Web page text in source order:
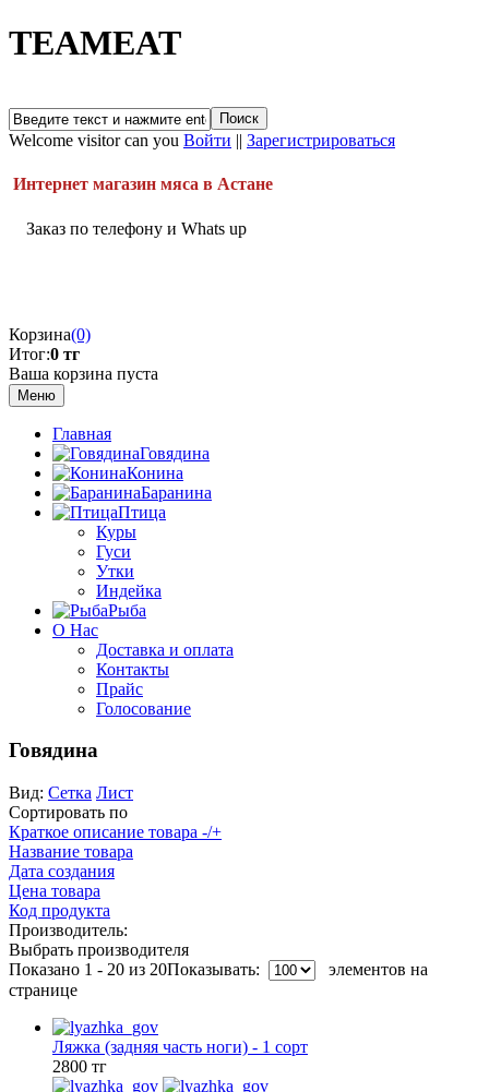
TEAMEAT
Welcome visitor can you Войти || Зарегистрироваться
Интернет магазин мяса в Астане
Заказ по телефону и Whats up
Корзина(0)
Итог:0 тг
Ваша корзина пуста
Меню
Главная
Говядина
Конина
Баранина
Птица
Куры
Гуси
Утки
Индейка
Рыба
О Нас
Доставка и оплата
Контакты
Прайс
Голосование
Говядина
Вид: Сетка Лист
Сортировать по
Краткое описание товара -/+
Название товара
Дата создания
Цена товара
Код продукта
Производитель:
Выбрать производителя
Показано 1 - 20 из 20Показывать:
элементов на
странице
Ляжка (задняя часть ноги) - 1 сорт
2800 тг